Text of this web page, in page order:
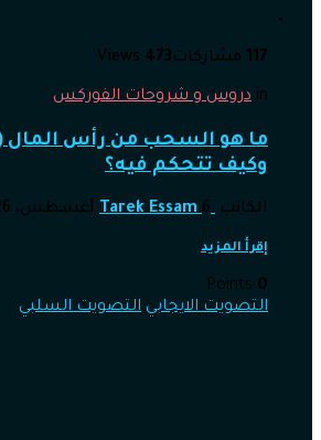
117 مشاركات473
in دروس و شروحات الفوركس
وكيف تتحكم فيه؟
الكاتب Tarek Essam 6 أغسطس، 2026, 12:56 م
إقرأ المزيد
0
التصويت الايجابي التصويت السلبي